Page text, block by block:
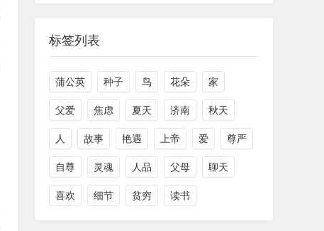
标签列表
蒲公英 种子 鸟 花朵 家
父爱 焦虑 夏天 济南 秋天
人 故事 艳遇 上帝 爱 尊严
自尊 灵魂 人品 父母 聊天
喜欢 细节 贫穷 读书